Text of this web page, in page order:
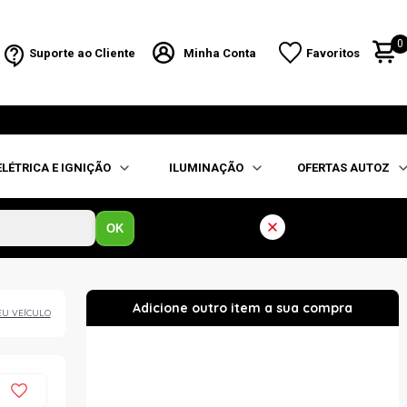
Suporte ao Cliente Minha Conta Favoritos
0
E IGNIÇÃO ILUMINAÇÃO OFERTAS AUTOZ
OK
VEÍCULO